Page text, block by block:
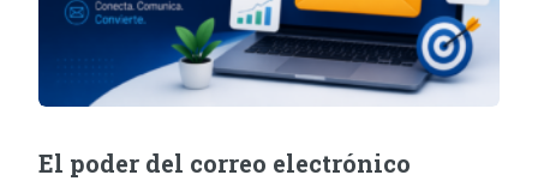
El poder del correo electrónico